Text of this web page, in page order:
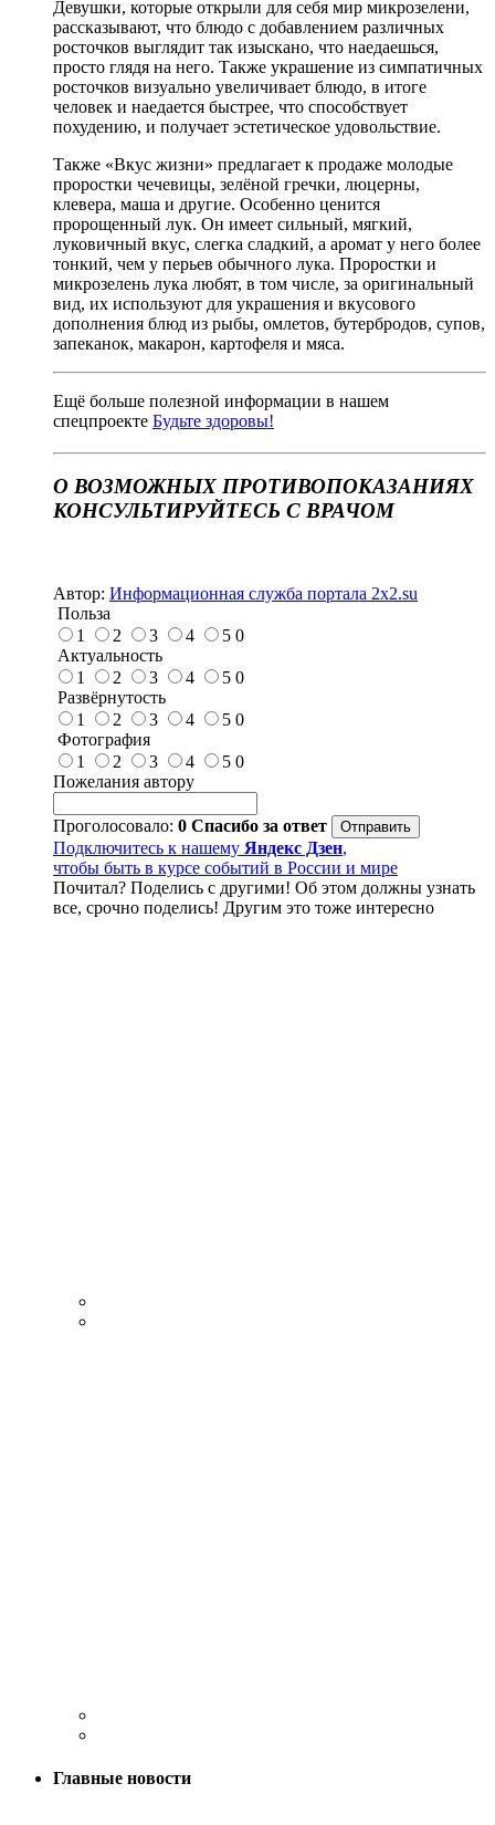
Девушки, которые открыли для себя мир микрозелени,
рассказывают, что блюдо с добавлением различных
росточков выглядит так изыскано, что наедаешься,
просто глядя на него. Также украшение из симпатичных
росточков визуально увеличивает блюдо, в итоге
человек и наедается быстрее, что способствует
похудению, и получает эстетическое удовольствие.
Также «Вкус жизни» предлагает к продаже молодые
проростки чечевицы, зелёной гречки, люцерны,
клевера, маша и другие. Особенно ценится
пророщенный лук. Он имеет сильный, мягкий,
луковичный вкус, слегка сладкий, а аромат у него более
тонкий, чем у перьев обычного лука. Проростки и
микрозелень лука любят, в том числе, за оригинальный
вид, их используют для украшения и вкусового
дополнения блюд из рыбы, омлетов, бутербродов, супов,
запеканок, макарон, картофеля и мяса.
Ещё больше полезной информации в нашем
спецпроекте Будьте здоровы!
О ВОЗМОЖНЫХ ПРОТИВОПОКАЗАНИЯХ
КОНСУЛЬТИРУЙТЕСЬ С ВРАЧОМ
Автор: Информационная служба портала 2x2.su
Польза
1
2 3 4 5 0
Актуальность
1
2 3 4 5 0
Развёрнутость
1
2 3 4 5 0
Фотография
1
2 3 4 5 0
Пожелания автору
Проголосовало: 0 Спасибо за ответ
Подключитесь к нашему Яндекс Дзен,
чтобы быть в курсе событий в России и мире
Почитал? Поделись с другими! Об этом должны узнать
все, срочно поделись! Другим это тоже интересно
Главные новости